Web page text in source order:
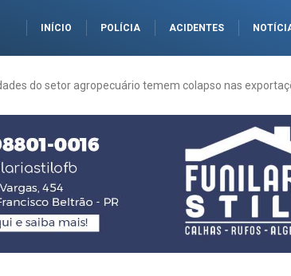
INÍCIO POLÍCIA ACIDENTES
do setor agropecuário temem colapso nas